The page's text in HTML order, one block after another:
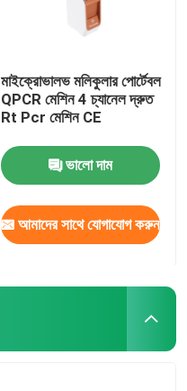
মাইক্রোভালভ মলিকুলার পোর্টেবল
QPCR মেশিন 4 চ্যানেল দ্রুত
Rt Pcr মেশিন CE
ভালো দাম
আমাদের সাথে যোগাযোগ করুন